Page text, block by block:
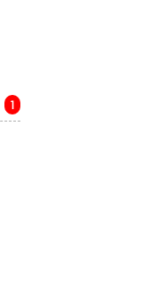
1